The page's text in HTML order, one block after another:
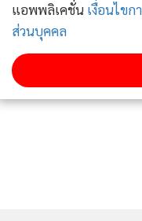
แอพพลิเคชั่น เงื่อนไขก
ส่วนบุคคล